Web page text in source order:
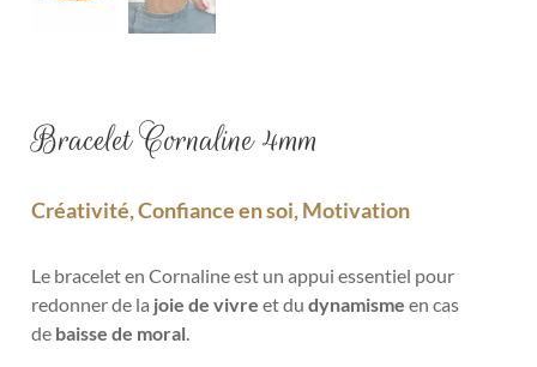
Bracelet Cornaline 4mm
Créativité, Confiance en soi, Motivation
Le bracelet en Cornaline est un appui essentiel pour
redonner de la joie de vivre et dudynamisme en cas
de baisse de moral